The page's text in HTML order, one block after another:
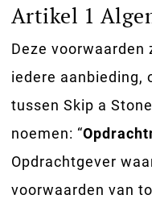
Artikel 1
Deze voorwaarden
iedere aanbieding,
tussen Skip a
noemen: “
Opdrachtgever
voorwaarden van